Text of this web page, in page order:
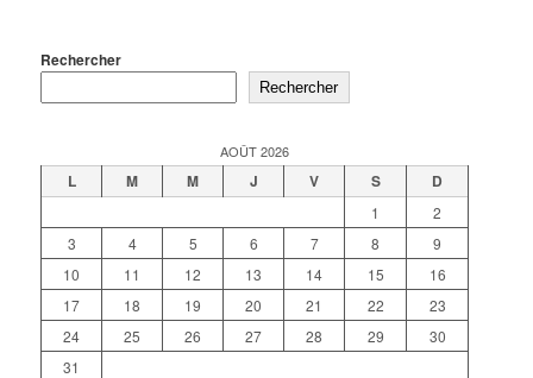
Rechercher
Rechercher
AOÛT 2026
L M M J V S D
1
2
3
4 5 6 7 8
9
10
11 12 13 14 15
16
17
18 19 20 21 22
23
24
25 26 27 28 29
30
31